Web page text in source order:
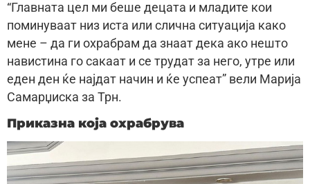
“Главната цел ми беше децата и младите кои
поминуваат низ иста или слична ситуација како
мене – да ги охрабрам да знаат дека ако нешто
навистина го сакаат и се трудат за него, утре или
еден ден ќе најдат начин и ќе успеат” вели Марија
Самарџиска за Трн.
Приказна која охрабрува